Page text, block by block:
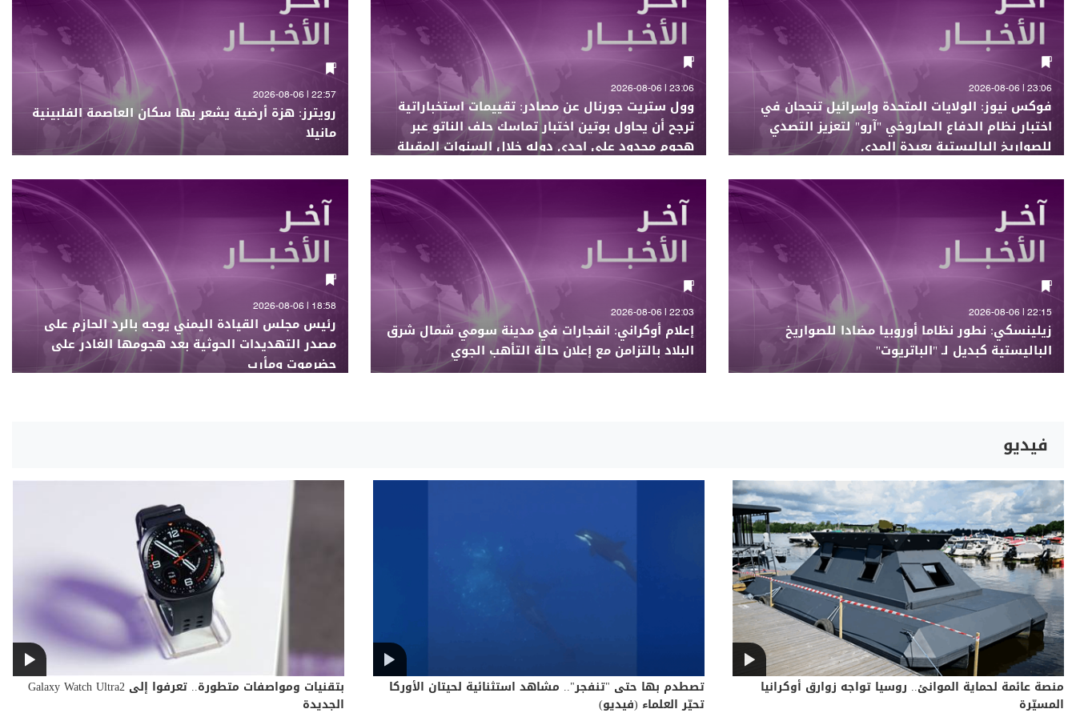
23:06 | 2026-08-06
فوكس نيوز: الولايات المتحدة وإسرائيل تنجحان في
اختبار نظام الدفاع الصاروخي "آرو" لتعزيز التصدي
للصواريخ الباليستية بعيدة المدى
23:06 | 2026-08-06
وول ستريت جورنال عن مصادر: تقييمات استخباراتية
ترجح أن يحاول بوتين اختبار تماسك حلف الناتو عبر
هجوم محدود على إحدى دوله خلال السنوات المقبلة
22:57 | 2026-08-06
رويترز: هزة أرضية يشعر بها سكان العاصمة الفلبينية
مانيلا
22:15 | 2026-08-06
زيلينسكي: نطور نظاما أوروبيا مضادا للصواريخ
الباليستية كبديل لـ "الباتريوت"
22:03 | 2026-08-06
إعلام أوكراني: انفجارات في مدينة سومي شمال شرق
البلاد بالتزامن مع إعلان حالة التأهب الجوي
18:58 | 2026-08-06
رئيس مجلس القيادة اليمني يوجه بالرد الحازم على
مصدر التهديدات الحوثية بعد هجومها الغادر على
حضرموت ومأرب
فيديو
منصة عائمة لحماية الموانئ.. روسيا تواجه زوارق أوكرانيا
المسيّرة
تصطدم بها حتى "تنفجر".. مشاهد استثنائية لحيتان الأوركا
تحيّر العلماء (فيديو)
بتقنيات ومواصفات متطورة.. تعرفوا إلى Galaxy Watch Ultra2
الجديدة